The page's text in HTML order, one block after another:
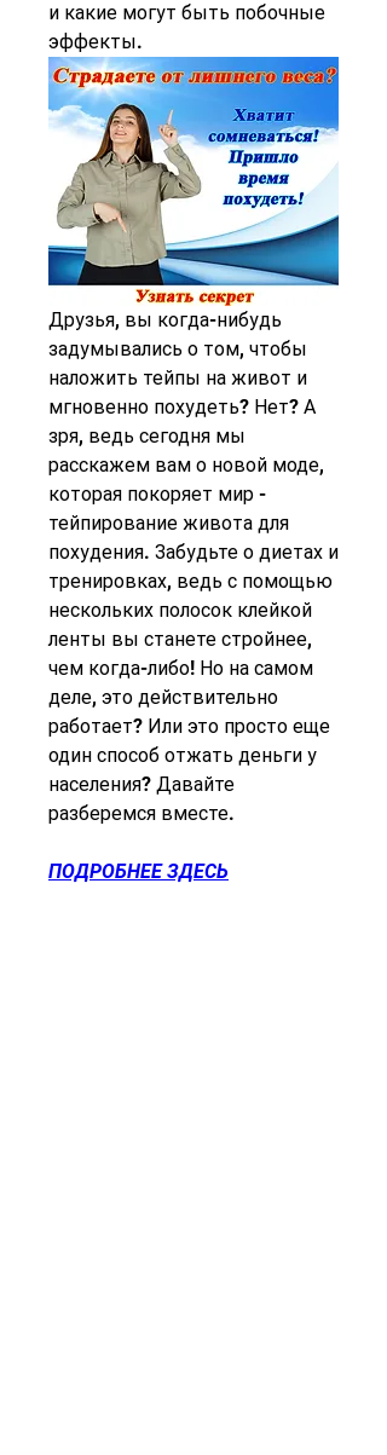
и какие могут быть побочные
эффекты.
Друзья, вы когда-нибудь
задумывались о том, чтобы
наложить тейпы на живот и
мгновенно похудеть? Нет? А
зря, ведь сегодня мы
расскажем вам о новой моде,
которая покоряет мир -
тейпирование живота для
похудения. Забудьте о диетах и
тренировках, ведь с помощью
нескольких полосок клейкой
ленты вы станете стройнее,
чем когда-либо! Но на самом
деле, это действительно
работает? Или это просто еще
один способ отжать деньги у
населения? Давайте
разберемся вместе.
ПОДРОБНЕЕ ЗДЕСЬ